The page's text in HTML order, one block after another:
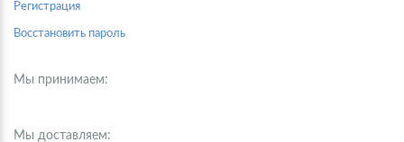
Регистрация
Восстановить пароль
Мы принимаем:
Мы доставляем: